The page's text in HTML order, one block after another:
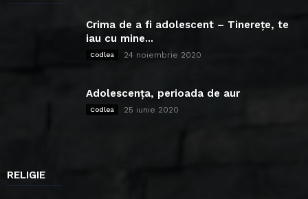
Crima de a fi adolescent – Tinerețe, te
iau cu mine...
Codlea 24 noiembrie 2020
Adolescența, perioada de aur
Codlea 25 iunie 2020
RELIGIE